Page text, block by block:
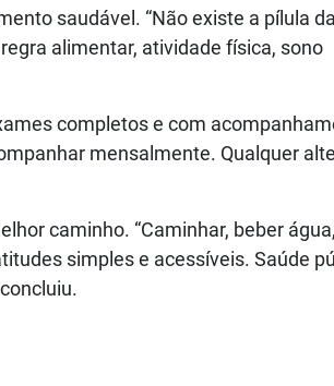
saudável. “Não existe a pílula da
alimentar, atividade física, sono
completos e com
mensalmente. Qualquer
caminho. “Caminhar, beber água,
simples e acessíveis. Saúde